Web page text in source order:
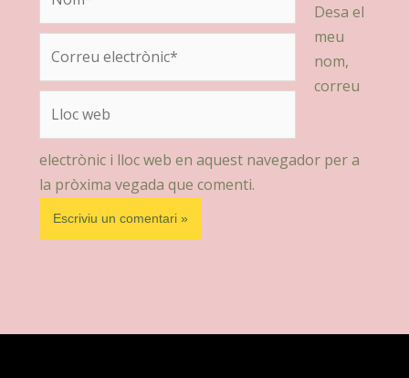
electrònic*
web
Desa el
meu
nom,
correu
electrònic i lloc web en aquest navegador per a
la pròxima vegada que comenti.